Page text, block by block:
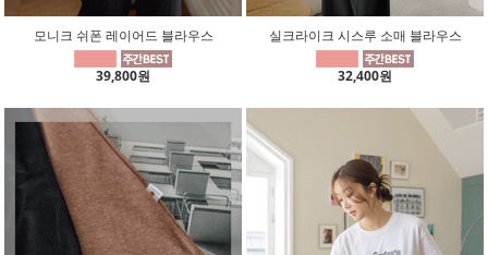
모니크 쉬폰 레이어드 블라우스
39,800원
실크라이크 시스루 소매 블라우스
32,400원